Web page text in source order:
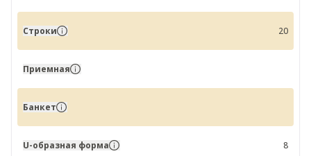
Строки 20
Приемная
Банкет
U-образная форма 8